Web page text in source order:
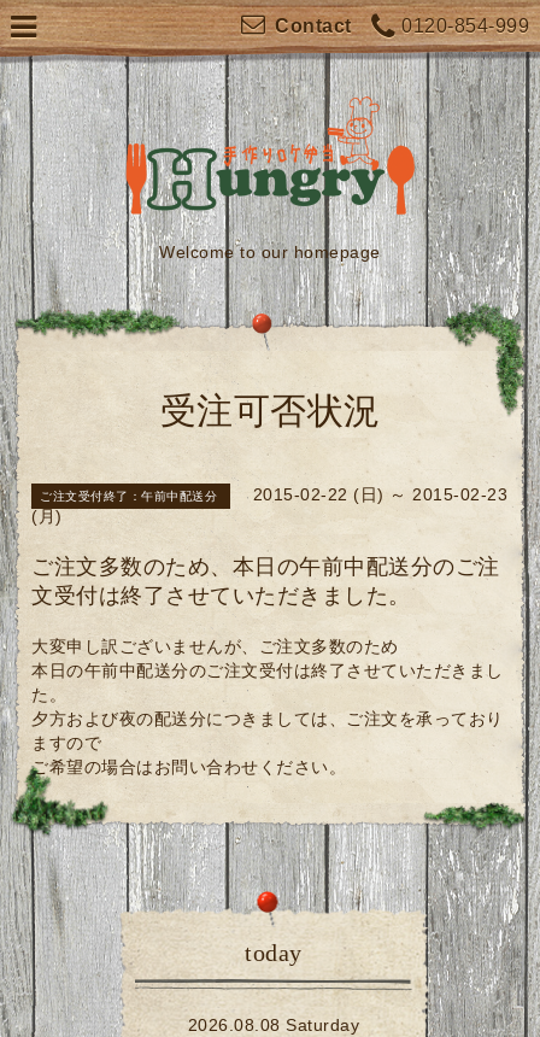
0120-854-999
Contact
Welcome to our homepage
受注可否状況
ご注文受付終了：午前中配送分
2015-02-22 (日) ～ 2015-02-23
(月)
ご注文多数のため、本日の午前中配送分のご注
文受付は終了させていただきました。
大変申し訳ございませんが、ご注文多数のため
本日の午前中配送分のご注文受付は終了させていただきまし
た。
夕方および夜の配送分につきましては、ご注文を承っており
ますので
ご希望の場合はお問い合わせください。
today
2026.08.08 Saturday